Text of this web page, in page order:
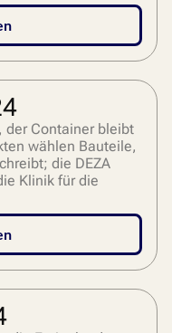
der Container bleibt
wählen Bauteile,
die DEZA
Klinik für die